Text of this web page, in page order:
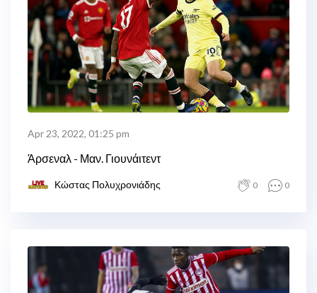
Apr 23, 2022, 01:25 pm
Άρσεναλ - Μαν. Γιουνάιτεντ
Κώστας Πολυχρονιάδης 0 0